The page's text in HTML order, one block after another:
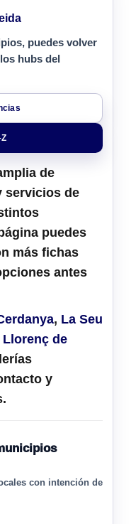
puedes volver
hubs del
de
servicios de
puedes
más fichas
antes
, La Seu
Llorenç de
y
con intención de